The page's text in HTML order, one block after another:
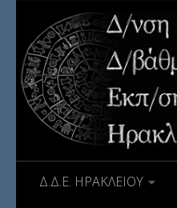
Δ.Δ.Ε. ΗΡΑΚΛΕΙΟΥ